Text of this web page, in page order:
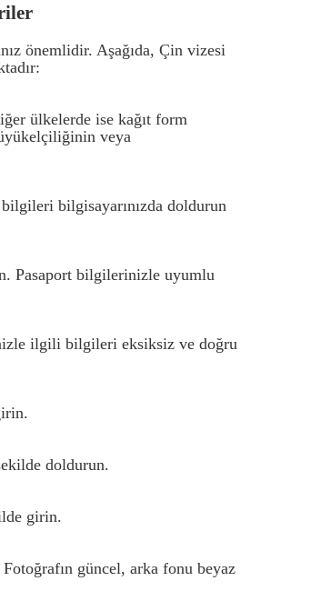
önemlidir. Aşağıda, Çin vizesi
ülkelerde ise kağıt form
veya
bilgisayarınızda doldurun
Pasaport bilgilerinizle uyumlu
ilgili bilgileri eksiksiz ve doğru
doldurun.
girin.
güncel, arka fonu beyaz